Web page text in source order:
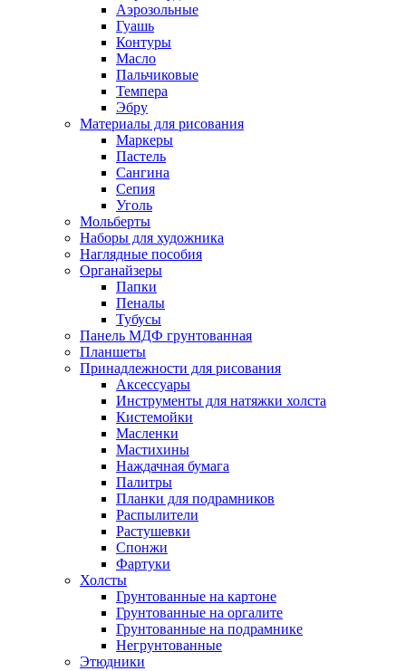
Аэрозольные
Гуашь
Контуры
Масло
Пальчиковые
Темпера
Эбру
Материалы для рисования
Маркеры
Пастель
Сангина
Сепия
Уголь
Мольберты
Наборы для художника
Наглядные пособия
Органайзеры
Папки
Пеналы
Тубусы
Панель МДФ грунтованная
Планшеты
Принадлежности для рисования
Аксессуары
Инструменты для натяжки холста
Кистемойки
Масленки
Мастихины
Наждачная бумага
Палитры
Планки для подрамников
Распылители
Растушевки
Спонжи
Фартуки
Холсты
Грунтованные на картоне
Грунтованные на оргалите
Грунтованные на подрамнике
Негрунтованные
Этюдники